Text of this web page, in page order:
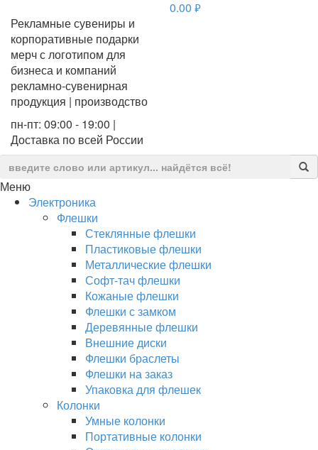
Рекламные сувениры и
корпоративные подарки
мерч с логотипом для
бизнеса и компаний
рекламно-сувенирная
продукция | производство
пн-пт: 09:00 - 19:00 |
Доставка по всей России
0.00 руб.
Меню
Электроника
Флешки
Стеклянные флешки
Пластиковые флешки
Металлические флешки
Софт-тач флешки
Кожаные флешки
Флешки с замком
Деревянные флешки
Внешние диски
Флешки браслеты
Флешки на заказ
Упаковка для флешек
Колонки
Умные колонки
Портативные колонки